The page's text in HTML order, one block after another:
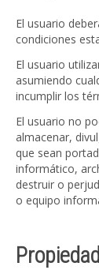
El usuario
condiciones
El usuario
asumiendo
incumplir los
El usuario no
almacenar,
que sean
informático,
destruir o
o equipo